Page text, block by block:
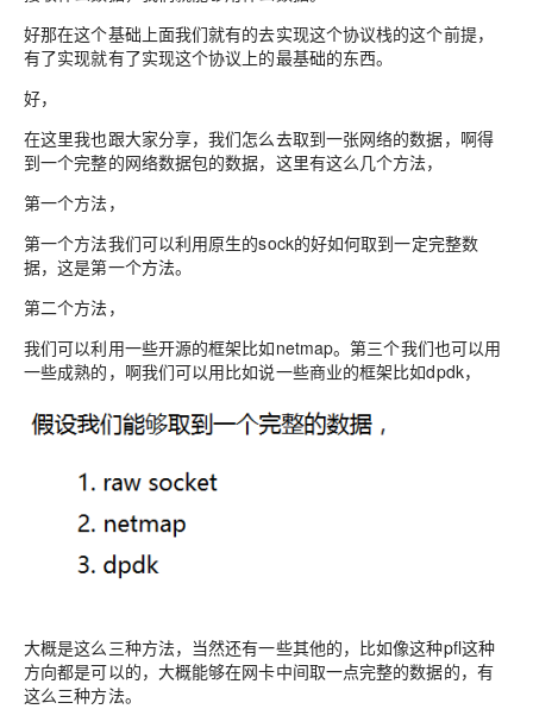
好那在这个基础上面我们就有的去实现这个协议栈的这个前提，
有了实现就有了实现这个协议上的最基础的东西。
好，
在这里我也跟大家分享，我们怎么去取到一张网络的数据，啊得
到一个完整的网络数据包的数据，这里有这么几个方法，
第一个方法，
第一个方法我们可以利用原生的sock的好如何取到一定完整数
据，这是第一个方法。
第二个方法，
我们可以利用一些开源的框架比如netmap。第三个我们也可以用
一些成熟的，啊我们可以用比如说一些商业的框架比如dpdk，
大概是这么三种方法，当然还有一些其他的，比如像这种pfl这种
方向都是可以的，大概能够在网卡中间取一点完整的数据的，有
这么三种方法。